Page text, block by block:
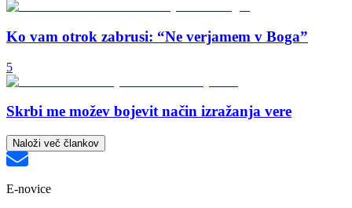
Ko vam otrok zabrusi: “Ne verjamem v Boga”
5
Skrbi me možev bojevit način izražanja vere
Naloži več člankov
E-novice